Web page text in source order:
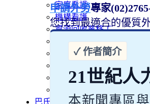
家庭看護
機構看護
資源回收業移工
製造業移工
白領專業移工
營造業移工
巴氏量表
申請外勞專家
您找到最適合的優質
21世紀人
本新聞專區